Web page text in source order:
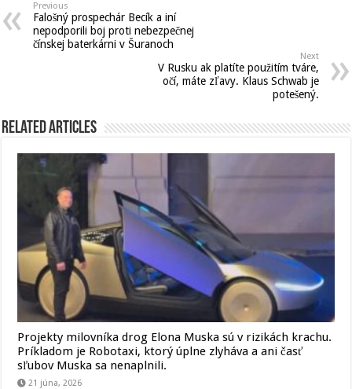
Previous
Falošný prospechár Becík a iní
nepodporili boj proti nebezpečnej
čínskej baterkárni v Šuranoch
Next
V Rusku ak platíte použitím tváre,
očí, máte zľavy. Klaus Schwab je
potešený.
Related Articles
Projekty milovníka drog Elona Muska sú v rizikách krachu.
Príkladom je Robotaxi, ktorý úplne zlyháva a ani časť
sľubov Muska sa nenaplnili.
21 júna, 2026